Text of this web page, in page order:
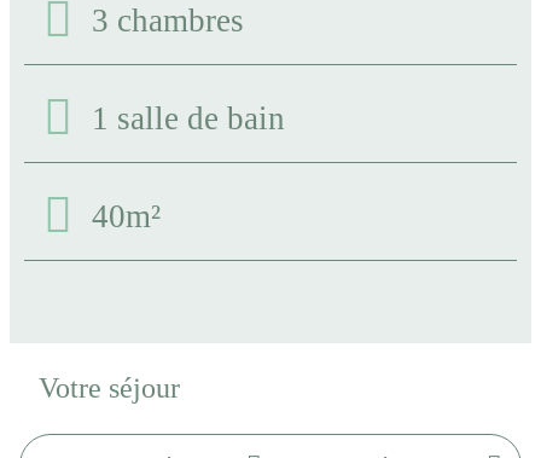
3 chambres
1 salle de bain
40m²
Votre séjour